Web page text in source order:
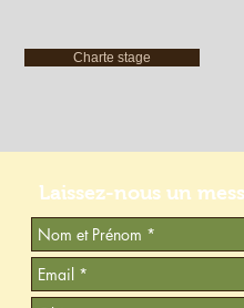
Charte stage
Laissez-nous un